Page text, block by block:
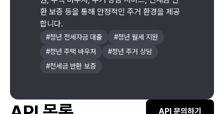
환 보증 등을 통해 안정적인 주거 환경을 제공
합니다.
#청년 전세자금 대출 #청년 월세 지원
#청년 주택 바우처 #청년 주거 상담
#전세금 반환 보증
API 문의하기